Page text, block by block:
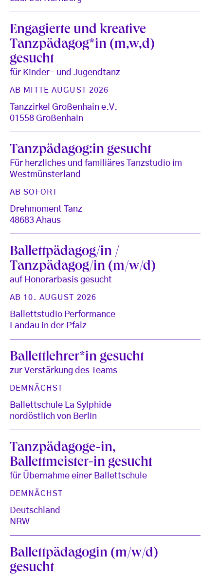
Engagierte und kreative
Tanzpädagog*in (m,w,d)
gesucht
für Kinder- und Jugendtanz
AB MITTE AUGUST 2026
Tanzzirkel Großenhain e.V.
01558 Großenhain
Tanzpädagog:in gesucht
Für herzliches und familiäres Tanzstudio im
Westmünsterland
AB SOFORT
Drehmoment Tanz
48683 Ahaus
Ballettpädagog/in /
Tanzpädagog/in (m/w/d)
auf Honorarbasis gesucht
AB 10. AUGUST 2026
Ballettstudio Performance
Landau in der Pfalz
Ballettlehrer*in gesucht
zur Verstärkung des Teams
DEMNÄCHST
Ballettschule La Sylphide
nordöstlich von Berlin
Tanzpädagoge-in,
Ballettmeister-in gesucht
für Übernahme einer Ballettschule
DEMNÄCHST
Deutschland
NRW
Ballettpädagogin (m/w/d)
gesucht